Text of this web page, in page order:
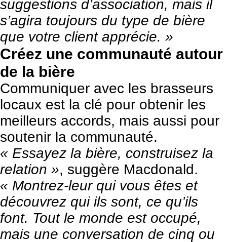
suggestions d’association, mais il
s’agira toujours du type de bière
que votre client apprécie. »
Créez une communauté autour
de la bière
Communiquer avec les brasseurs
locaux est la clé pour obtenir les
meilleurs accords, mais aussi pour
soutenir la communauté.
« Essayez la bière, construisez la
relation », suggère Macdonald.
« Montrez-leur qui vous êtes et
découvrez qui ils sont, ce qu’ils
font. Tout le monde est occupé,
mais une conversation de cinq ou